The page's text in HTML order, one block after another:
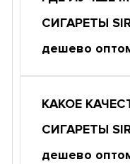
СИГАРЕТЫ SIR
дешево
КАКОЕ
СИГАРЕТЫ SIR
дешево